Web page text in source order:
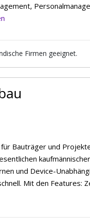
Firmen geeignet.
Bauträger und
und Device-
Mit den Features: